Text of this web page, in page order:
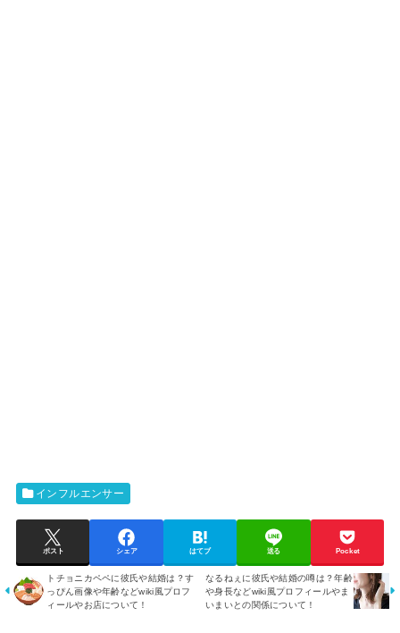
インフルエンサー
ポスト シェア はてブ 送る Pocket
トチョニカペペに彼氏や結婚は？す
っぴん画像や年齢などwiki風プロフ
ィールやお店について！
なるねぇに彼氏や結婚の噂は？年齢
や身長などwiki風プロフィールやま
いまいとの関係について！